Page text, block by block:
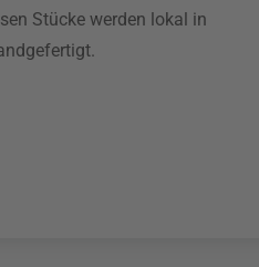
Stücke werden lokal in